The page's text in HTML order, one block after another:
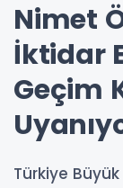
Nimet
İktidar
Geçim
Türkiye